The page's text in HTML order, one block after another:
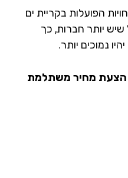
בקריית ים
חברות, כך
יותר.
מחיר משתלמת